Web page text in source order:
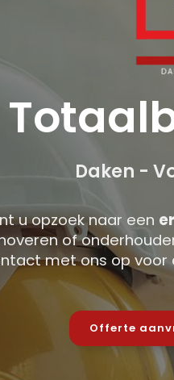
Daken -
u opzoek naar een
of
met ons op voor
Offerte